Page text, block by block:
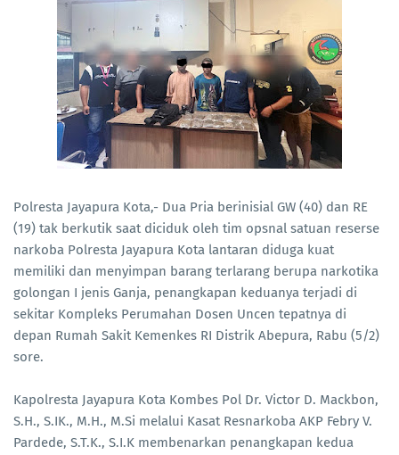
Polresta Jayapura Kota,- Dua Pria berinisial GW (40) dan RE
(19) tak berkutik saat diciduk oleh tim opsnal satuan reserse
narkoba Polresta Jayapura Kota lantaran diduga kuat
memiliki dan menyimpan barang terlarang berupa narkotika
golongan I jenis Ganja, penangkapan keduanya terjadi di
sekitar Kompleks Perumahan Dosen Uncen tepatnya di
depan Rumah Sakit Kemenkes RI Distrik Abepura, Rabu (5/2)
sore.
Kapolresta Jayapura Kota Kombes Pol Dr. Victor D. Mackbon,
S.H., S.IK., M.H., M.Si melalui Kasat Resnarkoba AKP Febry V.
Pardede, S.T.K., S.I.K membenarkan penangkapan kedua